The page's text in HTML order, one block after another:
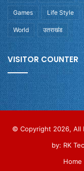
Games Life Style
World उतराखंड
VISITOR COUNTER
© Copyright 2026, All
by: RK
Home